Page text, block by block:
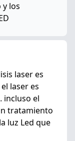
los
laser es
laser es
incluso el
tratamiento
luz Led que